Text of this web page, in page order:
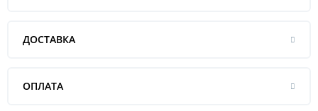
ДОСТАВКА
ОПЛАТА